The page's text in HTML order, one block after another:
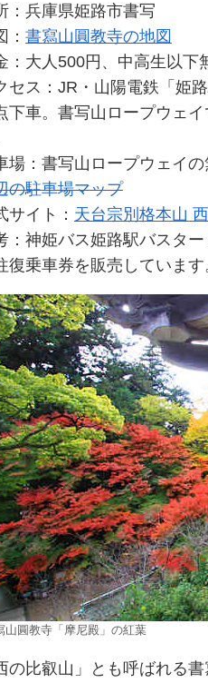
：兵庫県姫路市書写
： 書寫山圓教寺の地図
：大人500円、中高生以下
セス：JR・山陽電鉄「姫
下車。書写山ロープウェ
場：書写山ロープウェイ
の駐車場マップ
サイト： 天台宗別格本山
：神姫バス姫路駅バスタ
復乗車券を販売しています
山圓教寺「摩尼殿」の紅葉
の比叡山」とも呼ばれる